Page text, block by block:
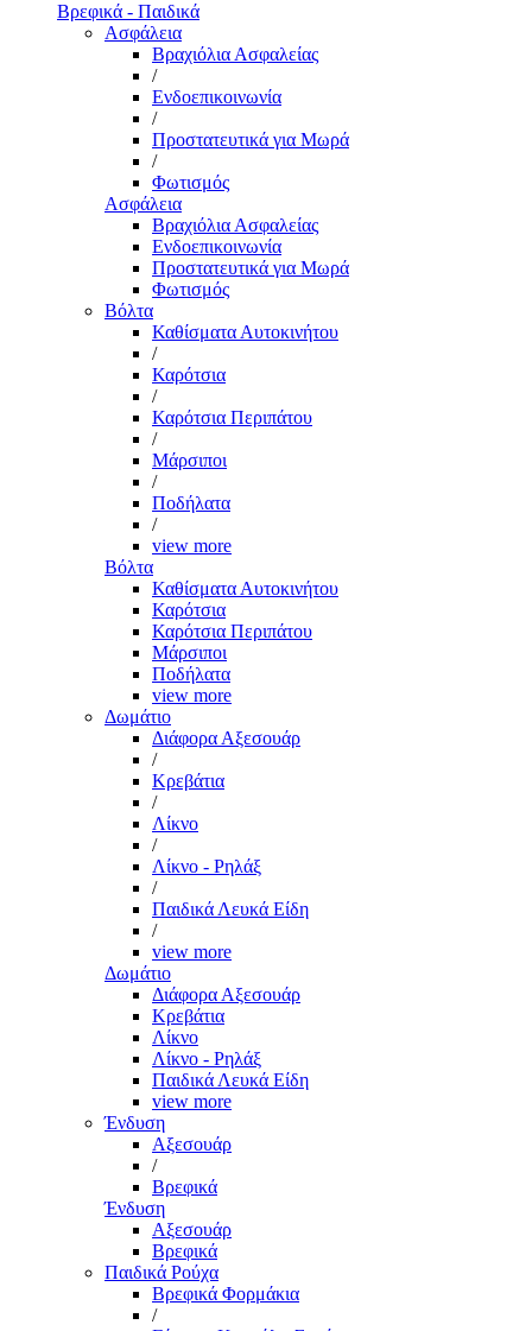
Βρεφικά - Παιδικά
Ασφάλεια
Βραχιόλια Ασφαλείας
/
Ενδοεπικοινωνία
/
Προστατευτικά για Μωρά
/
Φωτισμός
Ασφάλεια
Βραχιόλια Ασφαλείας
Ενδοεπικοινωνία
Προστατευτικά για Μωρά
Φωτισμός
Βόλτα
Καθίσματα Αυτοκινήτου
/
Καρότσια
/
Καρότσια Περιπάτου
/
Μάρσιποι
/
Ποδήλατα
/
view more
Βόλτα
Καθίσματα Αυτοκινήτου
Καρότσια
Καρότσια Περιπάτου
Μάρσιποι
Ποδήλατα
view more
Δωμάτιο
Διάφορα Αξεσουάρ
/
Κρεβάτια
/
Λίκνο
/
Λίκνο - Ρηλάξ
/
Παιδικά Λευκά Είδη
/
view more
Δωμάτιο
Διάφορα Αξεσουάρ
Κρεβάτια
Λίκνο
Λίκνο - Ρηλάξ
Παιδικά Λευκά Είδη
view more
Ένδυση
Αξεσουάρ
/
Βρεφικά
Ένδυση
Αξεσουάρ
Βρεφικά
Παιδικά Ρούχα
Βρεφικά Φορμάκια
/